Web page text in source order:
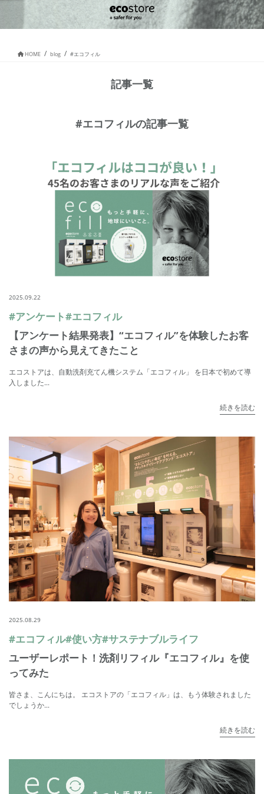
HOME blog #エコフィル
記事一覧
#エコフィルの記事一覧
2025.09.22
#アンケート#エコフィル
【アンケート結果発表】“エコフィル”を体験したお客
さまの声から見えてきたこと
エコストアは、自動洗剤充てん機システム「エコフィル」 を日本で初めて導
入しました...
続きを読む
2025.08.29
#エコフィル#使い方#サステナブルライフ
ユーザーレポート！洗剤リフィル『エコフィル』を使
ってみた
皆さま、こんにちは。 エコストアの「エコフィル」は、もう体験されました
でしょうか...
続きを読む